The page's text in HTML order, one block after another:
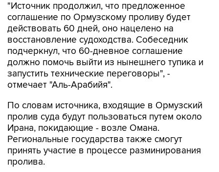
"Источник продолжил, что предложенное
соглашение по Ормузскому проливу будет
действовать 60 дней, оно нацелено на
восстановление судоходства. Собеседник
подчеркнул, что 60-дневное соглашение
должно помочь выйти из нынешнего тупика и
запустить технические переговоры", -
отмечает "Аль-Арабийя".
По словам источника, входящие в Ормузский
пролив суда будут пользоваться путем около
Ирана, покидающие - возле Омана.
Региональные государства также смогут
принять участие в процессе разминирования
пролива.